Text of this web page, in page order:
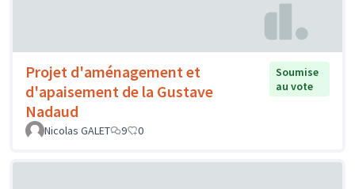
Projet d'aménagement et
d'apaisement de la Gustave
Nadaud
Soumise
au vote
Nicolas GALET 9 0